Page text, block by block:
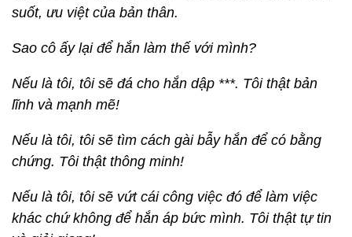
suốt, ưu việt của bản thân.
Sao cô ấy lại để hắn làm thế với mình?
Nếu là tôi, tôi sẽ đá cho hắn dập ***. Tôi thật bản
lĩnh và mạnh mẽ!
Nếu là tôi, tôi sẽ tìm cách gài bẫy hắn để có bằng
chứng. Tôi thật thông minh!
Nếu là tôi, tôi sẽ vứt cái công việc đó để làm việc
khác chứ không để hắn áp bức mình. Tôi thật tự tin